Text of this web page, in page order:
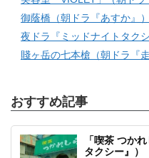
御蔭橋（朝ドラ『あすか』）
夜ドラ『ミッドナイトタク
賤ヶ岳の七本槍（朝ドラ『
おすすめ記事
「喫茶 つか
タクシー』）